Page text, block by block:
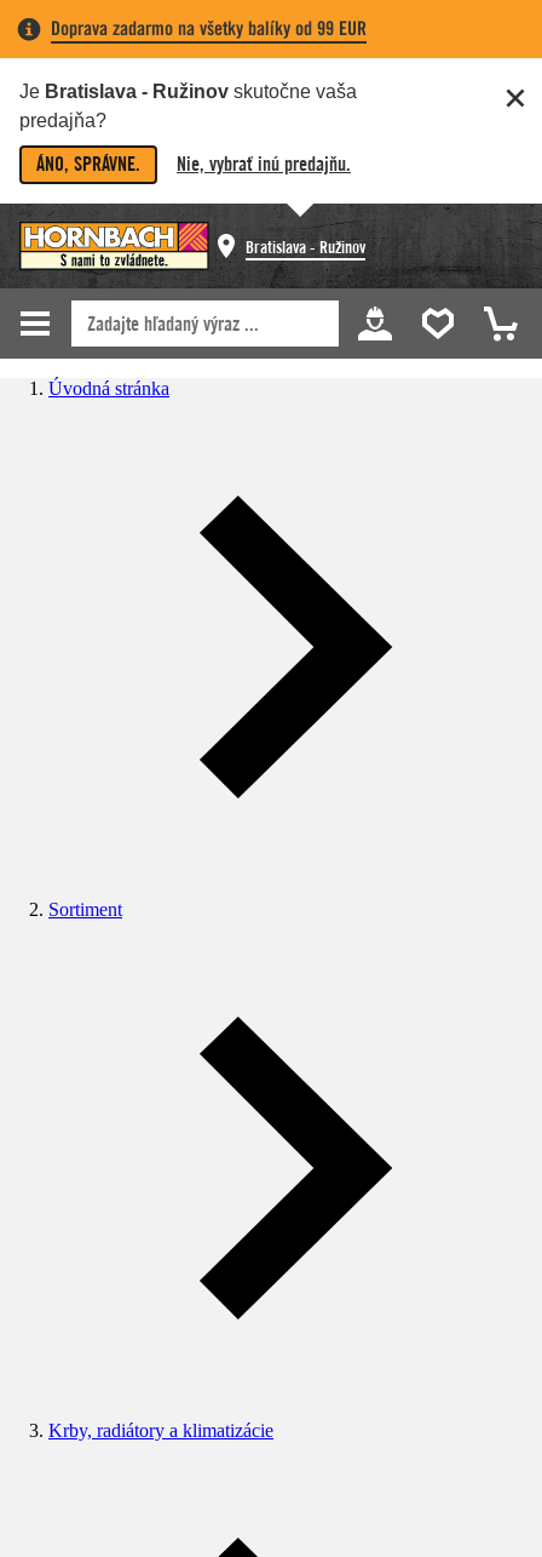
Doprava zadarmo na všetky balíky od 99 EUR
Je Bratislava - Ružinov skutočne vaša
predajňa?
ÁNO, SPRÁVNE. Nie, vybrať inú predajňu.
Bratislava - Ružinov
Úvodná stránka
Sortiment
Krby, radiátory a klimatizácie